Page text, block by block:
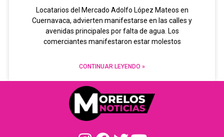
Locatarios del Mercado Adolfo López Mateos en
Cuernavaca, advierten manifestarse en las calles y
avenidas principales por falta de agua. Los
comerciantes manifestaron estar molestos
CONTINUAR LEYENDO »